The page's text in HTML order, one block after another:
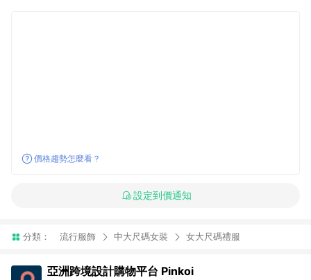
價格趨勢怎麼看？
設定到價通知
分類： 流行服飾 中大尺碼女裝 女大尺碼禮服
亞洲跨境設計購物平台 Pinkoi